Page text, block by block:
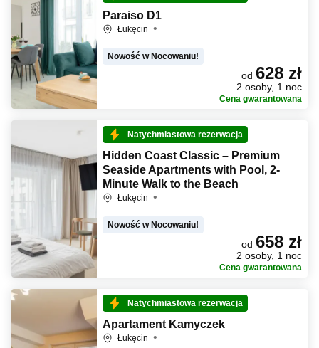
Paraiso D1
Łukęcin
Nowość w Nocowaniu!
od 628 zł
2 osoby, 1 noc
Cena gwarantowana
Natychmiastowa rezerwacja
Hidden Coast Classic – Premium
Seaside Apartments with Pool, 2-
Minute Walk to the Beach
Łukęcin
Nowość w Nocowaniu!
od 658 zł
2 osoby, 1 noc
Cena gwarantowana
Natychmiastowa rezerwacja
Apartament Kamyczek
Łukęcin